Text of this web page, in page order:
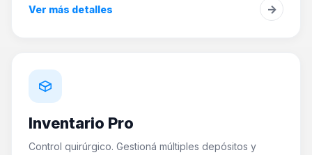
Ver más detalles →
Inventario Pro
Control quirúrgico. Gestioná múltiples depósitos y